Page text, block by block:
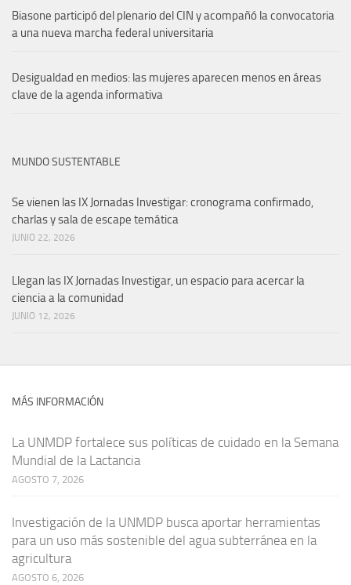
Biasone participó del plenario del CIN y acompañó la convocatoria
a una nueva marcha federal universitaria
Desigualdad en medios: las mujeres aparecen menos en áreas
clave de la agenda informativa
MUNDO SUSTENTABLE
Se vienen las IX Jornadas Investigar: cronograma confirmado,
charlas y sala de escape temática
JUNIO 22, 2026
Llegan las IX Jornadas Investigar, un espacio para acercar la
ciencia a la comunidad
JUNIO 12, 2026
MÁS INFORMACIÓN
La UNMDP fortalece sus políticas de cuidado en la Semana
Mundial de la Lactancia
AGOSTO 7, 2026
Investigación de la UNMDP busca aportar herramientas
para un uso más sostenible del agua subterránea en la
agricultura
AGOSTO 6, 2026